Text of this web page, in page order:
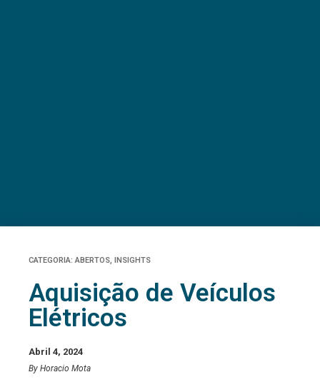
CATEGORIA:ABERTOS, INSIGHTS
Aquisição de Veículos
Elétricos
Abril 4, 2024
By Horacio Mota